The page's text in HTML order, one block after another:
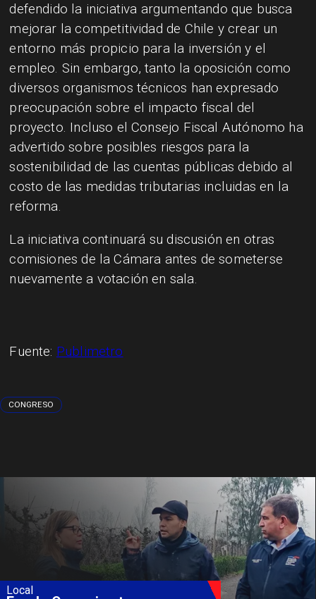
defendido la iniciativa argumentando que busca
mejorar la competitividad de Chile y crear un
entorno más propicio para la inversión y el
empleo. Sin embargo, tanto la oposición como
diversos organismos técnicos han expresado
preocupación sobre el impacto fiscal del
proyecto. Incluso el Consejo Fiscal Autónomo ha
advertido sobre posibles riesgos para la
sostenibilidad de las cuentas públicas debido al
costo de las medidas tributarias incluidas en la
reforma.
La iniciativa continuará su discusión en otras
comisiones de la Cámara antes de someterse
nuevamente a votación en sala.
Fuente: Publimetro
CONGRESO
Local